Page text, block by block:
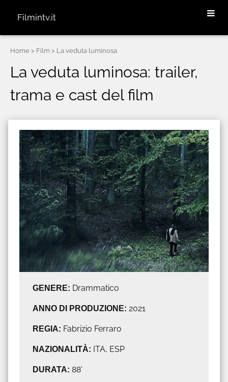
Filmintv.it
Home > Film > La veduta luminosa
La veduta luminosa: trailer,
trama e cast del film
GENERE: Drammatico
ANNO DI PRODUZIONE: 2021
REGIA: Fabrizio Ferraro
NAZIONALITÀ: ITA, ESP
DURATA: 88'